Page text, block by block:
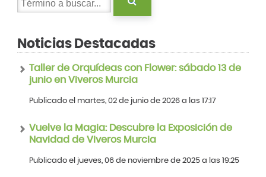
Noticias Destacadas
Taller de Orquídeas con Flower: sábado 13 de
junio en Viveros Murcia
Publicado el martes, 02 de junio de 2026 a las 17:17
Vuelve la Magia: Descubre la Exposición de
Navidad de Viveros Murcia
Publicado el jueves, 06 de noviembre de 2025 a las 19:25